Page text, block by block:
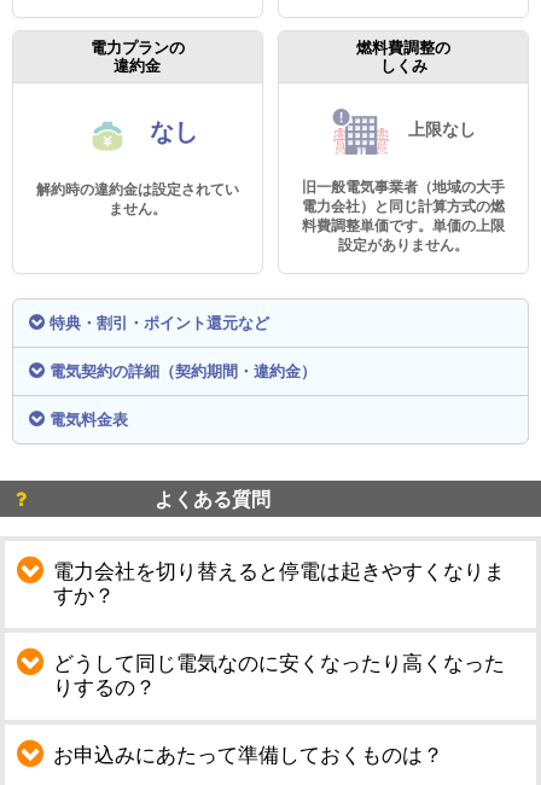
電力プランの
違約金
なし
解約時の違約金は設定されてい
ません。
燃料費調整の
しくみ
上限なし
旧一般電気事業者（地域の大手
電力会社）と同じ計算方式の燃
料費調整単価です。単価の上限
設定がありません。
特典・割引・ポイント還元など
電気契約の詳細（契約期間・違約金）
電気料金表
よくある質問
電力会社を切り替えると停電は起きやすくなりま
すか？
どうして同じ電気なのに安くなったり高くなった
りするの？
お申込みにあたって準備しておくものは？